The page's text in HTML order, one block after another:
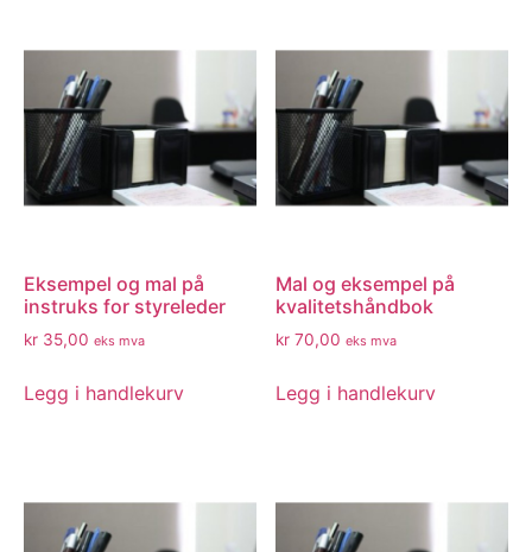
Eksempel og mal på
instruks for styreleder
kr 35,00 eks mva
Legg i handlekurv
Mal og eksempel på
kvalitetshåndbok
kr 70,00 eks mva
Legg i handlekurv